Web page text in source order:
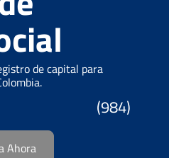
de capital para
(984)
Ahora